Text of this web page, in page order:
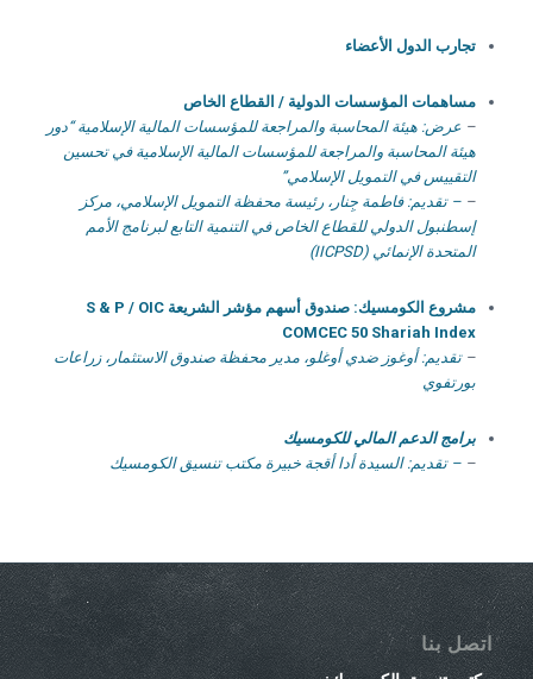
تجارب الدول الأعضاء
مساهمات المؤسسات الدولية / القطاع الخاص
– عرض: هيئة المحاسبة والمراجعة للمؤسسات المالية الإسلامية “دور
هيئة المحاسبة والمراجعة للمؤسسات المالية الإسلامية في تحسين
التقييس في التمويل الإسلامي”
– – تقديم: فاطمة جِنار، رئيسة محفظة التمويل الإسلامي، مركز
إسطنبول الدولي للقطاع الخاص في التنمية التابع لبرنامج الأمم
المتحدة الإنمائي (IICPSD)
مشروع الكومسيك: صندوق أسهم مؤشر الشريعة S & P / OIC
COMCEC 50 Shariah Index
–تقديم: أوغوز ضدي أوغلو، مدير محفظة صندوق الاستثمار، زراعات
بورتفوي
برامج الدعم المالي للكومسيك
– – تقديم: السيدة أدا أقجة خبيرة مكتب تنسيق الكومسيك
اتصل بنا